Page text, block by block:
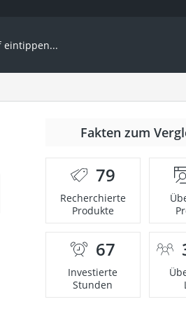
Fakten zum
79
Recherchierte
Produkte
67
Investierte
Stunden